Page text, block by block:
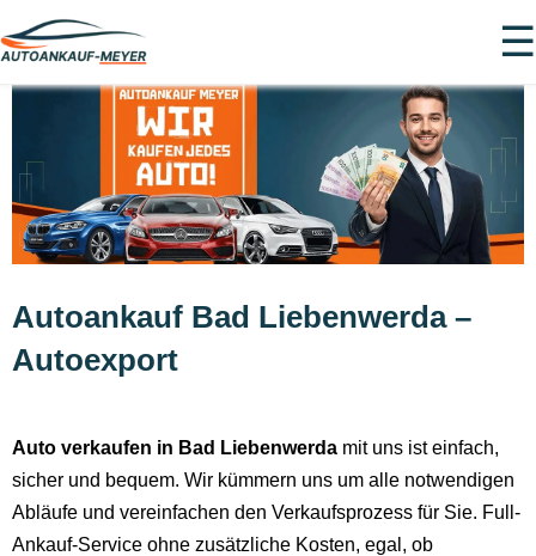
☰
Autoankauf Bad Liebenwerda –
Autoexport
Auto verkaufen in Bad Liebenwerda mit uns ist einfach,
sicher und bequem. Wir kümmern uns um alle notwendigen
Abläufe und vereinfachen den Verkaufsprozess für Sie. Full-
Ankauf-Service ohne zusätzliche Kosten, egal, ob